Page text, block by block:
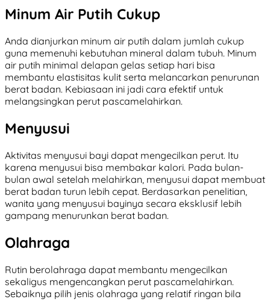
Minum Air Putih Cukup
Anda dianjurkan minum air putih dalam jumlah cukup
guna memenuhi kebutuhan mineral dalam tubuh. Minum
air putih minimal delapan gelas setiap hari bisa
membantu elastisitas kulit serta melancarkan penurunan
berat badan. Kebiasaan ini jadi cara efektif untuk
melangsingkan perut pascamelahirkan.
Menyusui
Aktivitas menyusui bayi dapat mengecilkan perut. Itu
karena menyusui bisa membakar kalori. Pada bulan-
bulan awal setelah melahirkan, menyusui dapat membuat
berat badan turun lebih cepat. Berdasarkan penelitian,
wanita yang menyusui bayinya secara eksklusif lebih
gampang menurunkan berat badan.
Olahraga
Rutin berolahraga dapat membantu mengecilkan
sekaligus mengencangkan perut pascamelahirkan.
Sebaiknya pilih jenis olahraga yang relatif ringan bila